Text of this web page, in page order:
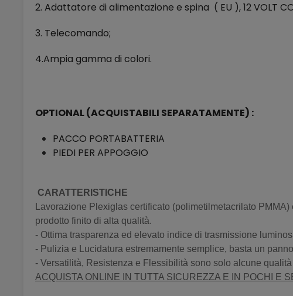
2. Adattatore di alimentazione e spina ( EU ), 12 VOLT
3. Telecomando;
4.Ampia gamma di colori.
OPTIONAL (ACQUISTABILI SEPARATAMENTE) :
PACCO PORTABATTERIA
PIEDI PER APPOGGIO
CARATTERISTICHE
Lavorazione Plexiglas certificato (polimetilmetacrilato
prodotto finito di alta qualità.
- Ottima trasparenza ed elevato indice di trasmissione
- Pulizia e Lucidatura estremamente semplice, basta un
- Versatilità, Resistenza e Flessibilità sono solo alcune
ACQUISTA ONLINE IN TUTTA SICUREZZA E IN POCHI E